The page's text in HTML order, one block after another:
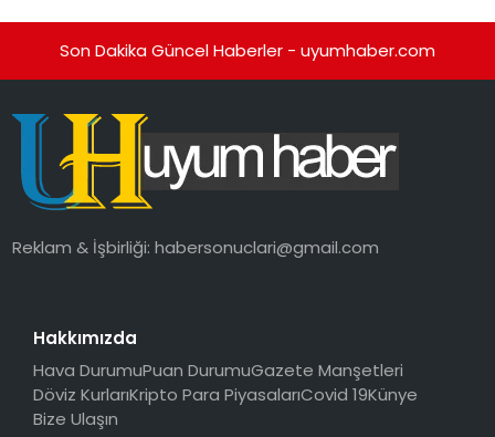
Son Dakika Güncel Haberler - uyumhaber.com
Reklam & İşbirliği:habersonuclari@gmail.com
Hakkımızda
Hava DurumuPuan DurumuGazete Manşetleri
Döviz KurlarıKripto Para PiyasalarıCovid 19Künye
Bize Ulaşın